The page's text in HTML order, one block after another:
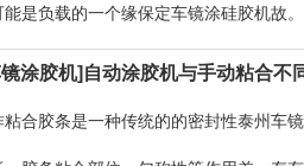
能是负载的一个缘保定车镜涂硅胶机故
装全过程中，管中的极大压力会释放出，
涂胶机]自动涂胶机与手动粘合不
粘合胶条是一种传统的的密封性泰州车